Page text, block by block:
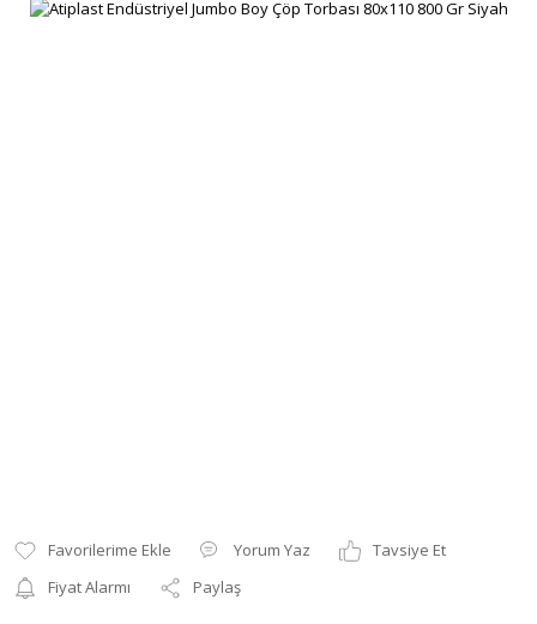
Yorum Yaz
Tavsiye Et
Fiyat Alarmı
Paylaş